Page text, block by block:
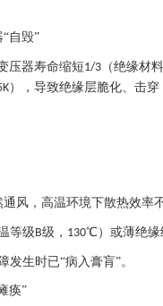
自毁”
压器寿命缩短1/3 （绝缘材
），导致绝缘层脆化、击穿
通风，高温环境下散热效率
等级B级， 130℃）或薄绝缘
发生时已“病入膏肓”。
痪”